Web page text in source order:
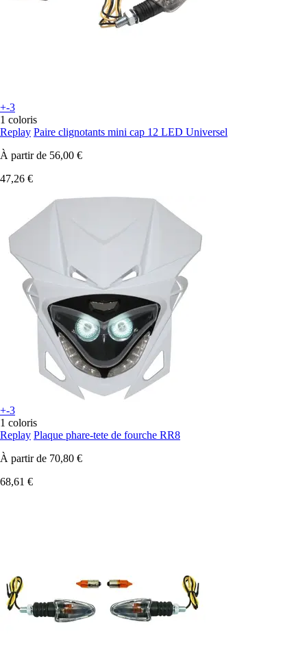
+-3
1 coloris
Replay Paire clignotants mini cap 12 LED Universel
À partir de 56,00 €
47,26 €
+-3
1 coloris
Replay Plaque phare-tete de fourche RR8
À partir de 70,80 €
68,61 €